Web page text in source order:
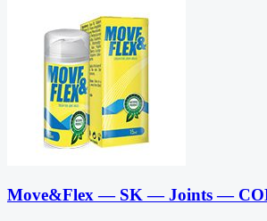
Move&Flex — SK — Joints —